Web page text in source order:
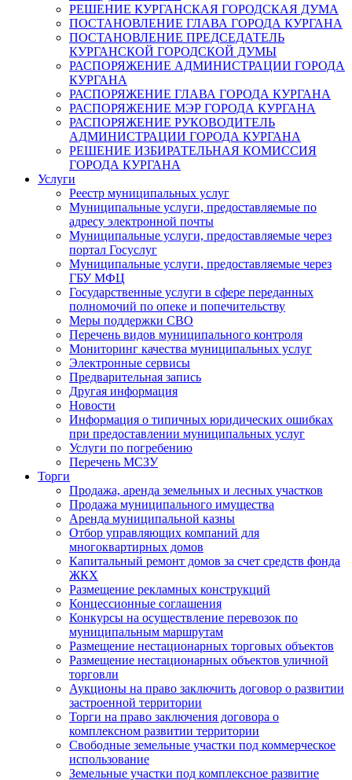
РЕШЕНИЕ КУРГАНСКАЯ ГОРОДСКАЯ ДУМА
ПОСТАНОВЛЕНИЕ ГЛАВА ГОРОДА КУРГАНА
ПОСТАНОВЛЕНИЕ ПРЕДСЕДАТЕЛЬ
КУРГАНСКОЙ ГОРОДСКОЙ ДУМЫ
РАСПОРЯЖЕНИЕ АДМИНИСТРАЦИИ ГОРОДА
КУРГАНА
РАСПОРЯЖЕНИЕ ГЛАВА ГОРОДА КУРГАНА
РАСПОРЯЖЕНИЕ МЭР ГОРОДА КУРГАНА
РАСПОРЯЖЕНИЕ РУКОВОДИТЕЛЬ
АДМИНИСТРАЦИИ ГОРОДА КУРГАНА
РЕШЕНИЕ ИЗБИРАТЕЛЬНАЯ КОМИССИЯ
ГОРОДА КУРГАНА
Услуги
Реестр муниципальных услуг
Муниципальные услуги, предоставляемые по
адресу электронной почты
Муниципальные услуги, предоставляемые через
портал Госуслуг
Муниципальные услуги, предоставляемые через
ГБУ МФЦ
Государственные услуги в сфере переданных
полномочий по опеке и попечительству
Меры поддержки СВО
Перечень видов муниципального контроля
Мониторинг качества муниципальных услуг
Электронные сервисы
Предварительная запись
Другая информация
Новости
Информация о типичных юридических ошибках
при предоставлении муниципальных услуг
Услуги по погребению
Перечень МСЗУ
Торги
Продажа, аренда земельных и лесных участков
Продажа муниципального имущества
Аренда муниципальной казны
Отбор управляющих компаний для
многоквартирных домов
Капитальный ремонт домов за счет средств фонда
ЖКХ
Размещение рекламных конструкций
Концессионные соглашения
Конкурсы на осуществление перевозок по
муниципальным маршрутам
Размещение нестационарных торговых объектов
Размещение нестационарных объектов уличной
торговли
Аукционы на право заключить договор о развитии
застроенной территории
Торги на право заключения договора о
комплексном развитии территории
Свободные земельные участки под коммерческое
использование
Земельные участки под комплексное развитие